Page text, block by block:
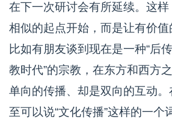
在下一次研讨会有所延续。这
相似的起点开始，而是让有价值
比如有朋友谈到现在是一种“后
教时代”的宗教，在东方和西方
单向的传播、却是双向的互动
至可以说“文化传播”这样的一个